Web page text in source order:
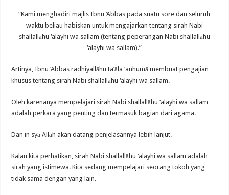
“Kami menghadiri majlis Ibnu ‘Abbas pada suatu sore dan seluruh
waktu beliau habiskan untuk mengajarkan tentang sirah Nabi
shallallāhu ‘alayhi wa sallam (tentang peperangan Nabi shallallāhu
‘alayhi wa sallam).”
Artinya, Ibnu ‘Abbas radhiyallāhu ta’āla ‘anhumā membuat pengajian
khusus tentang sirah Nabi shallallāhu ‘alayhi wa sallam.
Oleh karenanya mempelajari sirah Nabi shallallāhu ‘alayhi wa sallam
adalah perkara yang penting dan termasuk bagian dari agama.
Dan in syā Allāh akan datang penjelasannya lebih lanjut.
Kalau kita perhatikan, sirah Nabi shallallāhu ‘alayhi wa sallam adalah
sirah yang istimewa. Kita sedang mempelajari seorang tokoh yang
tidak sama dengan yang lain.